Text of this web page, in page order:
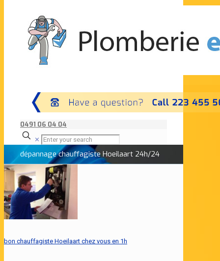
0491 06 04 04
✕
dépannage chauffagiste Hoeilaart 24h/24
bon chauffagiste Hoeilaart chez vous en 1h